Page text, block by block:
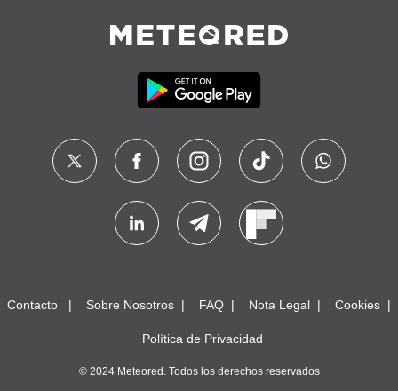
Contacto Sobre Nosotros FAQ Nota Legal Cookies
Política de Privacidad
© 2024 Meteored. Todos los derechos reservados